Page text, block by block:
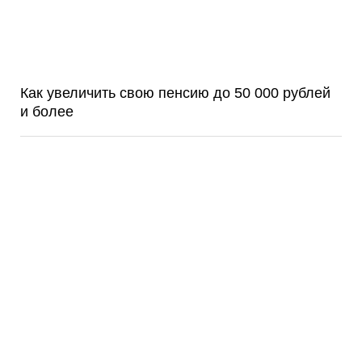
Как увеличить свою пенсию до 50 000 рублей
и более